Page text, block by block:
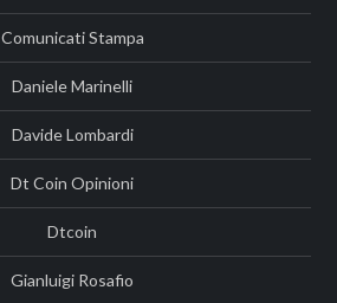
Comunicati Stampa
Daniele Marinelli
Davide Lombardi
Dt Coin Opinioni
Dtcoin
Gianluigi Rosafio